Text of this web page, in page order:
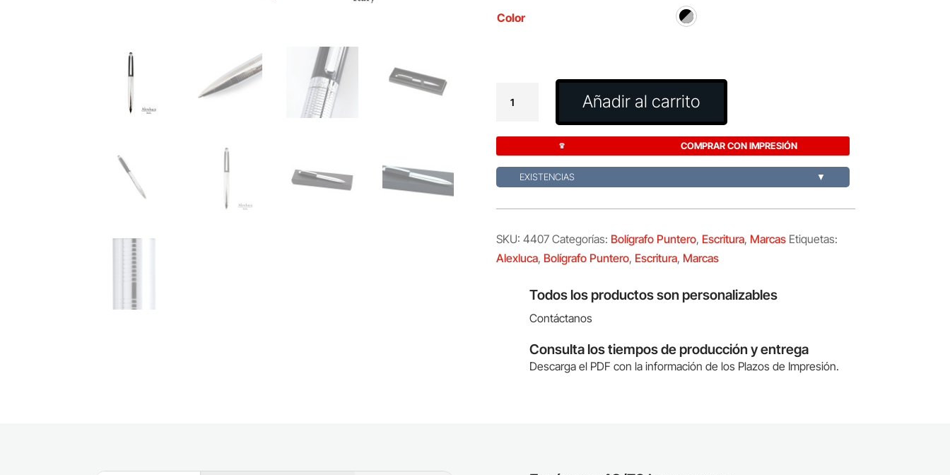
Color
Puntero
Añadir al carrito
COMPRAR CON IMPRESIÓN
EXISTENCIAS ▼
SKU: 4407 Categorías: Bolígrafo Puntero, Escritura, Marcas Etiquetas:
Alexluca, Bolígrafo Puntero, Escritura, Marcas
Todos los productos son personalizables
Contáctanos
Consulta los tiempos de producción y entrega
Descarga el PDF con la información de los Plazos de Impresión.